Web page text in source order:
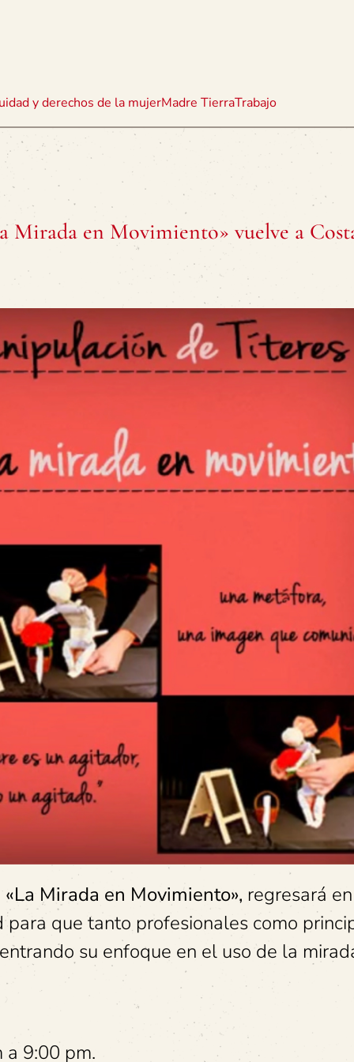
y derechos de la mujerMadre TierraTrabajo
Mirada en Movimiento» vuelve a
«La Mirada en Movimiento», regresará en
que tanto profesionales como
su enfoque en el uso de la
9:00 pm.